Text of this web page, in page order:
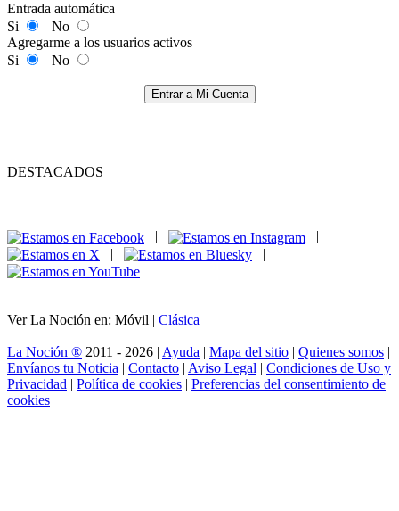
Entrada automática
Si
No
Agregarme a los usuarios activos
Si
No
Entrar a Mi Cuenta
DESTACADOS
|
|
Ver La Noción en: Móvil | Clásica
La Noción ® 2011 - 2026 | Ayuda | Mapa del sitio | Quienes somos |
Envíanos tu Noticia | Contacto | Aviso Legal | Condiciones de Uso y
Privacidad | Política de cookies | Preferencias del consentimiento de
cookies